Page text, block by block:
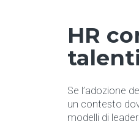
HR
Se l’adozione
un contesto
modelli di